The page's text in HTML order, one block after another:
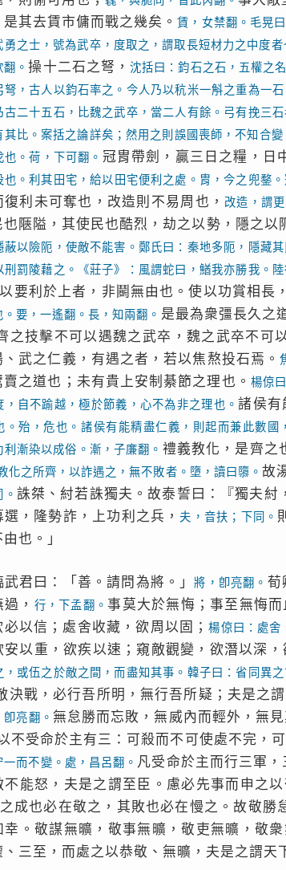
是其去賃市傭而戰之幾矣。賃，女禁翻。毛晃
勇之士，號為武卒，度取之，謂取長短材力之中度者
翻。操十二石之弩，沈括曰：鈞石之石，五權之
弩，古人以鈞石率之。今人乃以秔米一斛之重為一
古二十五石，比魏之武卒，當二人有餘。弓有挽三
其比。案括之論詳矣；然用之則誤國喪師，不知合
。荷，下可翻。 冠胄帶劍，贏三日之糧，日
也。利其田宅，給以田宅便利之處。胄，今之兜鍪
利未可奪也，改造則不易周也， 改造，謂
陿隘，其使民也酷烈，劫之以勢，隱之以
蔽以險阨，使敵不能害。鄭氏曰：秦地多阨，隱藏
刑罰陵藉之。《莊子》：風謂蛇曰，鰌我亦勝我。
要利於上者，非鬬無由也。使以功賞相長
要，一遙翻。長，知兩翻。 是最為衆彊長久之
之技擊不可以遇魏之武卒，魏之武卒不可
、武之仁義，有遇之者，若以焦熬投石焉。
之道也；未有貴上安制綦節之理也。 楊倞
，自不踰越，極於節義，心不為非之理也。 諸侯有
。殆，危也。諸侯有能精盡仁義，則起而兼此數國
漸染以成俗。漸，子廉翻。 禮義教化，是齊之
化之所齊，以詐遇之，無不敗者。墮，讀曰隳。 故
誅桀、紂若誅獨夫。故泰誓曰：『獨夫
，隆勢詐，上功利之兵， 夫，音扶；下同。
也。」
武君曰：「善。請問為將。」將，卽亮翻。 荀
， 行，下孟翻。事莫大於無悔；事至無悔而
必以信；處舍收藏，欲周以固；楊倞曰：處舍
安以重，欲疾以速；窺敵觀變，欲潛以深
，或伍之於敵之間，而盡知其事。韓子曰：省同異
決戰，必行吾所明，無行吾所疑；夫是之
亮翻。 無怠勝而忘敗，無威內而輕外，無
不受命於主有三：可殺而不可使處不完，
一而不變。處，昌呂翻。 凡受命於主而行三軍
不能怒，夫是之謂至臣。慮必先事而申之
成也必在敬之，其敗也必在慢之。故敬
幸。敬謀無曠，敬事無曠，敬吏無曠，敬
三至，而處之以恭敬、無曠，夫是之謂天